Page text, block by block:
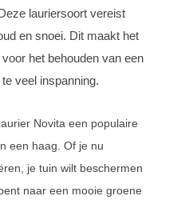
lauriersoort vereist
en snoei. Dit maakt het
het behouden van een
veel inspanning.
Novita een populaire
een haag. Of je nu
je tuin wilt beschermen
naar een mooie groene